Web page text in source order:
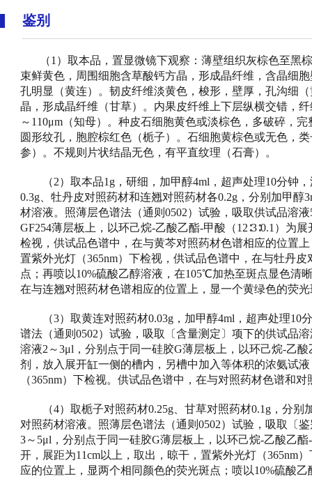
鉴别
（1）取本品，置显微镜下观察：薄壁组织灰棕色至
束鲜黄色，周围细胞含草酸钙方晶，形成晶纤维，含晶细
孔明显（黄连）。韧皮纤维淡黄色，梭形，壁厚，孔沟细
晶，形成晶纤维（甘草）。内果皮纤维上下层纵横交错，
～110μm（知母）。种皮石细胞黄色或淡棕色，多破碎，
圆形纹孔，胞腔棕红色（栀子）。石细胞黄棕色或无色，
参）。不规则片状结晶无色，有平直纹理（石膏）。
（2）取本品1g，研细，加甲醇4ml，超声处理10分钟
0.3g、牡丹皮对照药材和连翘对照药材各0.2g，分别加甲
材溶液。照薄层色谱法（通则0502）试验，吸取供试品溶
GF254薄层板上，以环己烷-乙酸乙酯-甲酸（12∶3∶0.1）为
检视，供试品色谱中，在与黄芩对照药材色谱相应的位置
置紫外光灯（365nm）下检视，供试品色谱中，在与牡丹
点；再喷以10%硫酸乙醇溶液，在105℃加热至斑点显色清
在与连翘对照药材色谱相应的位置上，显一个黄绿色的荧
（3）取黄连对照药材0.03g，加甲醇4ml，超声处理10
谱法（通则0502）试验，吸取〔含量测定〕项下的供试品
溶液2～3μl，分别点于同一硅胶G薄层板上，以环己烷-乙酸
剂，放入展开缸一侧的槽内，另槽中加入等体积的浓氨试
（365nm）下检视。供试品色谱中，在与对照药材色谱和
（4）取栀子对照药材0.25g、甘草对照药材0.1g，分别
对照药材溶液。照薄层色谱法（通则0502）试验，吸取〔
3～5μl，分别点于同一硅胶G薄层板上，以环己烷-乙酸乙酯
开，展距为11cm以上，取出，晾干，置紫外光灯（365nm
应的位置上，显两个相同颜色的荧光斑点；喷以10%硫酸